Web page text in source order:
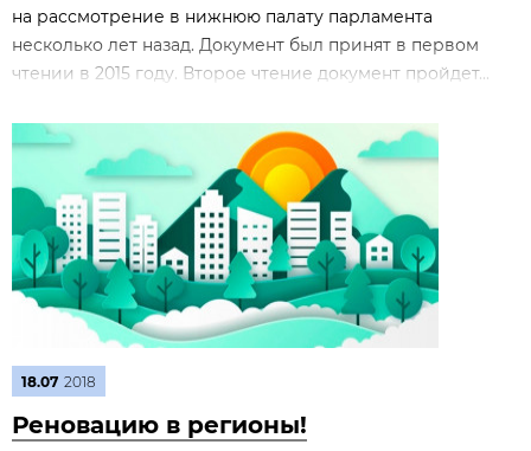
на рассмотрение в нижнюю палату парламента
несколько лет назад. Документ был принят в первом
чтении в 2015 году. Второе чтение документ пройдет...
18.07 2018
Реновацию в регионы!